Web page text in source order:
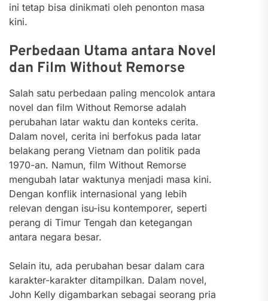
ini tetap bisa dinikmati oleh penonton masa
kini.
Perbedaan Utama antara Novel
dan Film Without Remorse
Salah satu perbedaan paling mencolok antara
novel dan film Without Remorse adalah
perubahan latar waktu dan konteks cerita.
Dalam novel, cerita ini berfokus pada latar
belakang perang Vietnam dan politik pada
1970-an. Namun, film Without Remorse
mengubah latar waktunya menjadi masa kini.
Dengan konflik internasional yang lebih
relevan dengan isu-isu kontemporer, seperti
perang di Timur Tengah dan ketegangan
antara negara besar.
Selain itu, ada perubahan besar dalam cara
karakter-karakter ditampilkan. Dalam novel,
John Kelly digambarkan sebagai seorang pria